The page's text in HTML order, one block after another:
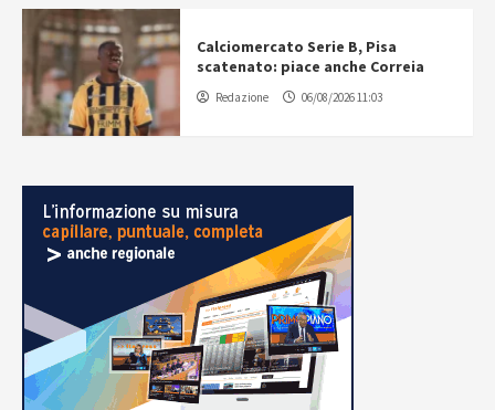
Calciomercato Serie B, Pisa
scatenato: piace anche Correia
Redazione 06/08/2026 11:03